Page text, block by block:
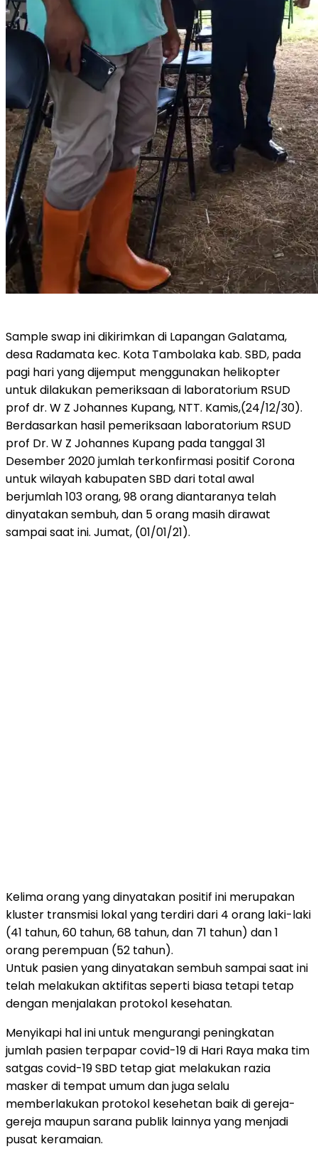
Sample swap ini dikirimkan di Lapangan Galatama,
desa Radamata kec. Kota Tambolaka kab. SBD, pada
pagi hari yang dijemput menggunakan helikopter
untuk dilakukan pemeriksaan di laboratorium RSUD
prof dr. W Z Johannes Kupang, NTT. Kamis,(24/12/30).
Berdasarkan hasil pemeriksaan laboratorium RSUD
prof Dr. W Z Johannes Kupang pada tanggal 31
Desember 2020 jumlah terkonfirmasi positif Corona
untuk wilayah kabupaten SBD dari total awal
berjumlah 103 orang, 98 orang diantaranya telah
dinyatakan sembuh, dan 5 orang masih dirawat
sampai saat ini. Jumat, (01/01/21).
Kelima orang yang dinyatakan positif ini merupakan
kluster transmisi lokal yang terdiri dari 4 orang laki-laki
(41 tahun, 60 tahun, 68 tahun, dan 71 tahun) dan 1
orang perempuan (52 tahun).
Untuk pasien yang dinyatakan sembuh sampai saat ini
telah melakukan aktifitas seperti biasa tetapi tetap
dengan menjalakan protokol kesehatan.
Menyikapi hal ini untuk mengurangi peningkatan
jumlah pasien terpapar covid-19 di Hari Raya maka tim
satgas covid-19 SBD tetap giat melakukan razia
masker di tempat umum dan juga selalu
memberlakukan protokol kesehetan baik di gereja-
gereja maupun sarana publik lainnya yang menjadi
pusat keramaian.